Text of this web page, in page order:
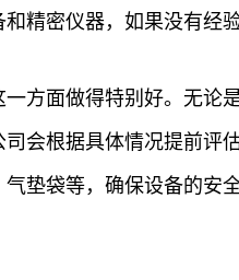
精密仪器，如果没有经
方面做得特别好。无
会根据具体情况提前
垫袋等，确保设备的安